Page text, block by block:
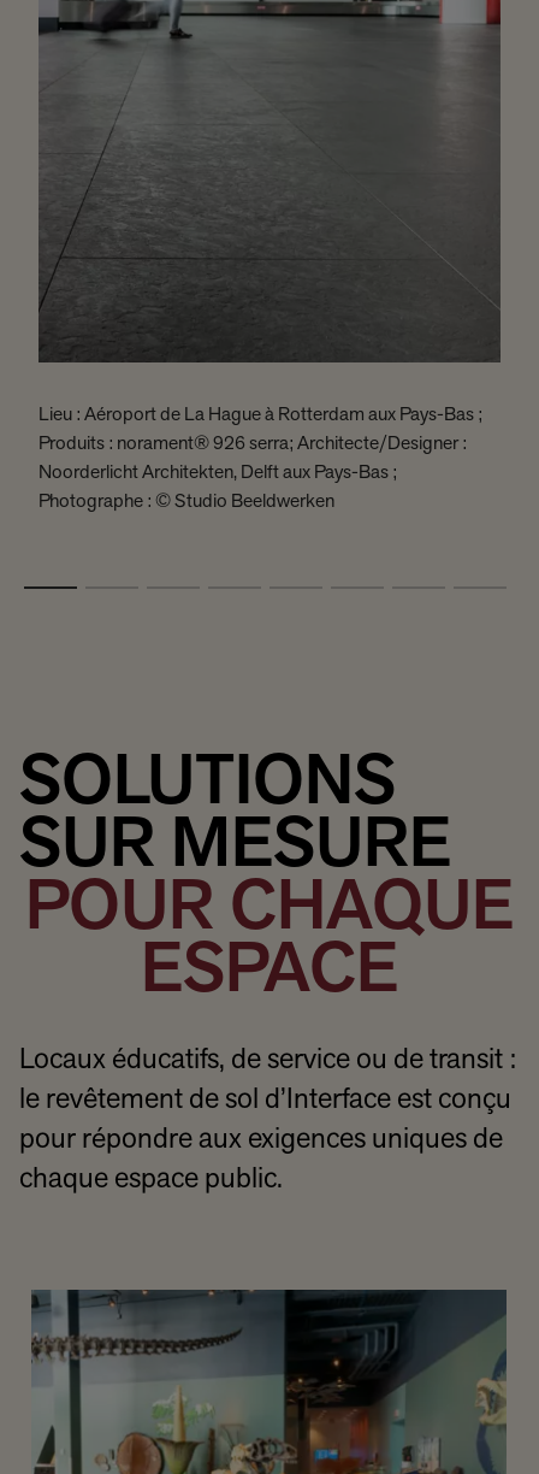
Lieu : Aéroport de La Hague à Rotterdam aux Pays-Bas ;
Produits : norament® 926 serra; Architecte/Designer :
Noorderlicht Architekten, Delft aux Pays-Bas ;
Photographe : © Studio Beeldwerken
SOLUTIONS
SUR MESURE
POUR CHAQUE
ESPACE
Locaux éducatifs, de service ou de transit :
le revêtement de sol d’Interface est conçu
pour répondre aux exigences uniques de
chaque espace public.